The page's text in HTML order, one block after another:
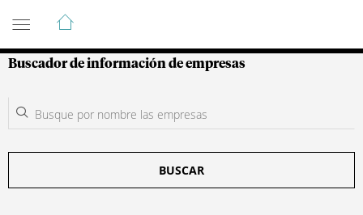
Guía de Empresas Colombianas
Buscador de información de empresas
BUSCAR